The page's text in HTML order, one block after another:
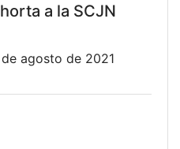
a la SCJN
agosto de 2021